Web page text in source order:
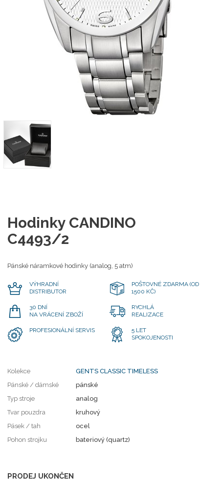
Hodinky CANDINO
C4493/2
Pánské náramkové hodinky (analog, 5 atm)
VÝHRADNÍ
DISTRIBUTOR
POŠTOVNÉ ZDARMA (OD
1500 KČ)
30 DNÍ
NA VRÁCENÍ ZBOŽÍ
RYCHLÁ
REALIZACE
PROFESIONÁLNÍ SERVIS
5 LET
SPOKOJENOSTI
Kolekce
GENTS CLASSIC TIMELESS
Pánské / dámské
pánské
Typ stroje
analog
Tvar pouzdra
kruhový
Pásek / tah
ocel
Pohon strojku
bateriový (quartz)
PRODEJ UKONČEN